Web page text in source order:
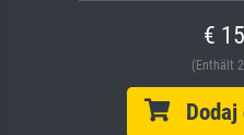
€
(Enthält
Dodaj